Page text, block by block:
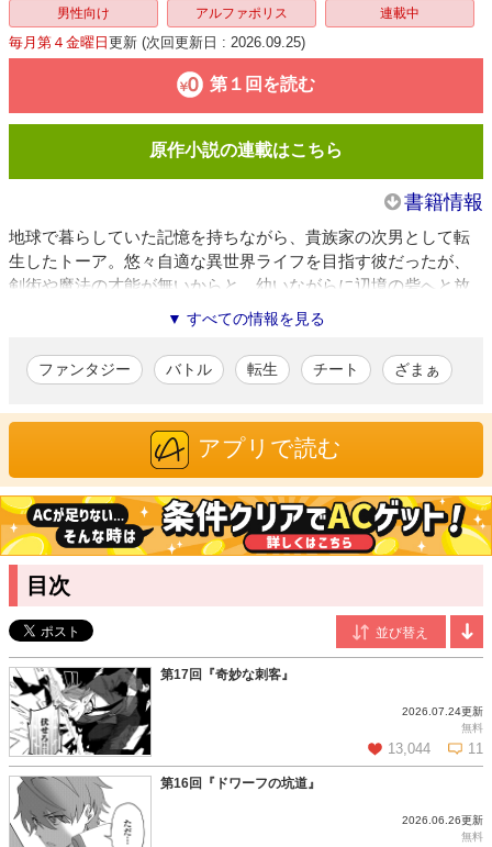
男性向け アルファポリス 連載中
毎月第４金曜日更新 (次回更新日 : 2026.09.25)
第１回を読む
原作小説の連載はこちら
書籍情報
地球で暮らしていた記憶を持ちながら、貴族家の次男として転
生したトーア。悠々自適な異世界ライフを目指す彼だったが、
剣術や魔法の才能が無いからと、幼いながらに辺境の砦へと放
逐されてしまう。さらに十年後、父の死をきっかけに呼び戻さ
れたところ、家を継いだ兄・グラースから絶縁を宣言されてし
まう。そんな辛い境遇にもめげず、トーアは辺境の砦で身につ
けた力と知識を生かして、冒険者として活動することに。けれ
とをきっかけに、王都を揺るがす事件に巻き込まれ――!? ナメ
た相手にゃ倍返しの痛快バトルファンタジー、開幕！
細波誠/漫画
「放逐された転生貴族は、自由にやらせてもらいます」にて鮮烈
デビュー。多彩な表情描写で幅広いキャラクターを活き活きと描
く気鋭作家。趣味は水族館巡り。
長尾隆生
三重の片隅でひっそり紅茶を飲みながら暮らす球体。2021年より
連載を開始した「放逐された転生貴族は冒険者として生きること
にしました」が多くの読者の支持を集め、アルファポリス「第２
回次世代ファンタジーカップ」にて痛快大逆転賞を受賞。同作を
「放逐された転生貴族は、自由にやらせてもらいます」に改題、
書籍化に至る。著書は他に「水しか出ない神具【コップ】を授か
った僕は、不毛の領地で好きに生きる事にしました」（アルファ
ポリス）、「追放領主の孤島開拓記」(サーガフォレスト)等があ
る。
▼ すべての情報を見る
ファンタジー バトル 転生 チート ざまぁ
アプリで読む
目次
第17回『奇妙な刺客』
2026.07.24更新
無料
13,044 11
この話を読む コメントを見る
第16回『ドワーフの坑道』
2026.06.26更新
無料